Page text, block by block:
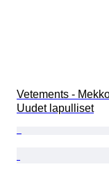
Vetements -
Uudet lapulliset